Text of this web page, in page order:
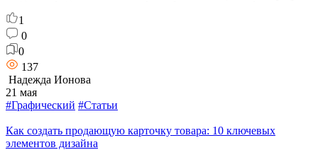
1
0
0
137
Надежда Ионова
21 мая
#Графический #Статьи
Как создать продающую карточку товара: 10 ключевых
элементов дизайна